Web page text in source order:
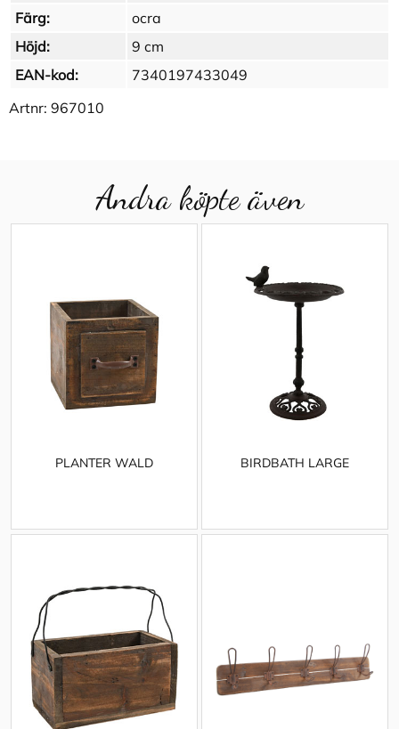
Färg:
ocra
Höjd:
9 cm
EAN-kod:
7340197433049
Artnr: 967010
Andra köpte även
PLANTER WALD BIRDBATH LARGE